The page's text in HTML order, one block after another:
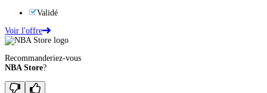
Validé
Voir l'offre
Recommanderiez-vous
NBA Store?